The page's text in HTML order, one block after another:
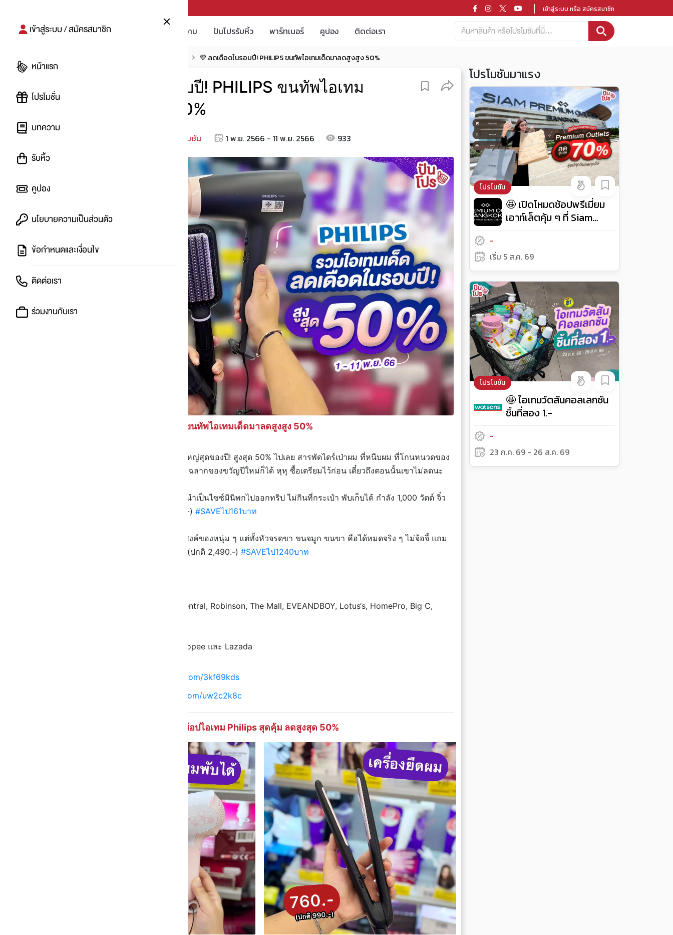
เข้าสู่ระบบ หรือ สมัครสมาชิก
บทความ ปันโปรรับหิ้ว พาร์ทเนอร์ คูปอง ติดต่อเรา
เข้าสู่ระบบ / สมัครสมาชิก
หน้าแรก
โปรโมชั่น
บทความ
รับหิ้ว
คูปอง
นโยบายความเป็นส่วนตัว
ข้อกำหนดและเงื่อนไข
ติดต่อเรา
ร่วมงานกับเรา
💜 ลดเดือดในรอบปี! PHILIPS ขนทัพไอเทมเด็ดมาลดสูงสูง 50%
💜 ลดเดือดในรอบปี! PHILIPS ขนทัพไอเทม
เด็ดมาลดสูงสูง 50%
หมดโปรโมชัน 1 พ.ย. 2566 - 11 พ.ย. 2566 933
💜 ลดเดือดในรอบปี! PHILIPS ขนทัพไอเทมเด็ดมาลดสูงสูง 50%
ลดขอบคุณลูกค้าครั้งใหญ่สุดของปี! สูงสุด 50% ไปเลย สารพัดไดร์เป่าผม ที่หนีบผม ที่โกนหนวดของ
หนุ่ม ๆ ก็มาลดหมด หรือจะซื้อไว้จับฉลากของขวัญปีใหม่ก็ได้ หุหุ ซื้อเตรียมไว้ก่อน เดี๋ยวถึงตอนนั้นเขาไม่ลดนะ
✨ สายเที่ยว สายพกพา เราขอแนะนำเป็นไซซ์มินิพกไปออกทริป ไม่กินที่กระเป๋า พับเก็บได้ กำลัง 1,000 วัตต์ จิ๋ว
แต่แจ๋วเด้อ เหลือ 329.- (ปกติ 490.-) #SAVEไป161บาท
🧔🏻 หรือจะเป็นเครื่องโกนอเนกประสงค์ของหนุ่ม ๆ แต่ทั้งหัวจรดขา ขนจมูก ขนขา คือได้หมดจริง ๆ ไม่จ้อจี้ แถม
ลดเยอะ ราคาดีมาก! เหลือ 1,250.- (ปกติ 2,490.-) #SAVEไป1240บาท
📍 ห้างสรรพสินค้าชั้นนำทั่วไป (Central, Robinson, The Mall, EVEANDBOY, Lotus‘s, HomePro, Big C,
📱 สั่งซื้อออนไลน์ได้ที่ KONVY, Shopee และ Lazada
https://tinyurl.com/3kf69kds
https://tinyurl.com/uw2c2k8c
ช้อปไอเทม Philips สุดคุ้ม ลดสูงสุด 50%
โปรโมชันมาแรง
🤩 เปิดโหมดช้อปพรีเมี่ยม
เอาท์เล็ตคุ้ม ๆ ที่ Siam
โปรโมชัน
-
เริ่ม 5 ส.ค. 69
🤩 ไอเทมวัตสันคอลเลกชัน
ชิ้นที่สอง 1.-
โปรโมชัน
-
23 ก.ค. 69 - 26 ส.ค. 69